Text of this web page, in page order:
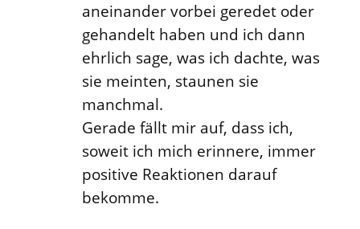
aneinander vorbei geredet oder
gehandelt haben und ich dann
ehrlich sage, was ich dachte, was
sie meinten, staunen sie
manchmal.
Gerade fällt mir auf, dass ich,
soweit ich mich erinnere, immer
positive Reaktionen darauf
bekomme.